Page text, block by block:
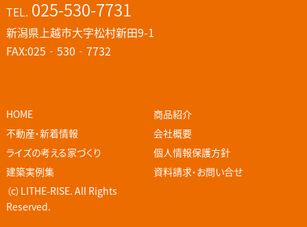
TEL. 025-530-7731
新潟県上越市大字松村新田9-1
FAX:025‐530‐7732
HOME
商品紹介
不動産・新着情報
会社概要
ライズの考える家づくり
個人情報保護方針
建築実例集
資料請求・お問い合せ
（c）LITHE-RISE. All Rights
Reserved.